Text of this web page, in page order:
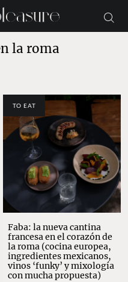
la roma
TO EAT
Faba: la nueva cantina
francesa en el corazón de
la roma (cocina europea,
ingredientes mexicanos,
vinos ‘funky’ y mixología
con mucha propuesta)